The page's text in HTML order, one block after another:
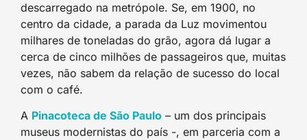
descarregado na metrópole. Se, em 1900, no
centro da cidade, a parada da Luz movimentou
milhares de toneladas do grão, agora dá lugar a
cerca de cinco milhões de passageiros que, muitas
vezes, não sabem da relação de sucesso do local
com o café.
A Pinacoteca de São Paulo – um dos principais
museus modernistas do país -, em parceria com a